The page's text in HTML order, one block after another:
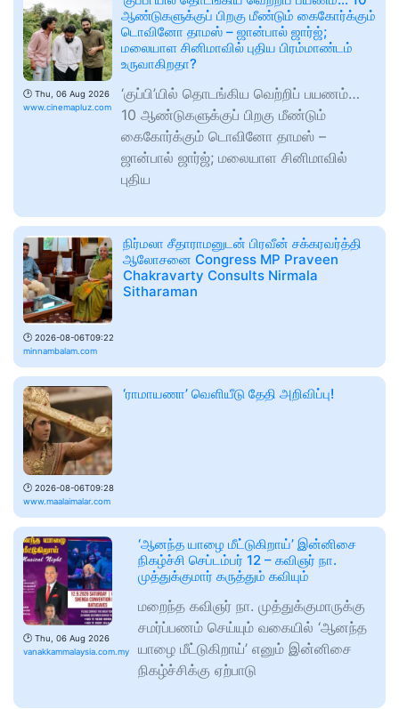
🕑 Thu, 06 Aug 2026
www.cinemapluz.com
ஆண்டுகளுக்குப் பிறகு மீண்டும் கைகோர்க்கும்
டொவினோ தாமஸ் – ஜான்பால் ஜார்ஜ்;
மலையாள சினிமாவில் புதிய பிரம்மாண்டம்
உருவாகிறதா?
‘குப்பி’யில் தொடங்கிய வெற்றிப் பயணம்…
10 ஆண்டுகளுக்குப் பிறகு மீண்டும்
கைகோர்க்கும் டொவினோ தாமஸ் –
ஜான்பால் ஜார்ஜ்; மலையாள சினிமாவில்
புதிய
🕑 2026-08-06T09:22
minnambalam.com
நிர்மலா சீதாராமனுடன் பிரவீன் சக்கரவர்த்தி
ஆலோசனை Congress MP Praveen
Chakravarty Consults Nirmala
Sitharaman
🕑 2026-08-06T09:28
www.maalaimalar.com
‘ராமாயணா’ வெளியீடு தேதி அறிவிப்பு!
🕑 Thu, 06 Aug 2026
vanakkammalaysia.com.my
‘ஆனந்த யாழை மீட்டுகிறாய்’ இன்னிசை
நிகழ்ச்சி செப்டம்பர் 12 – கவிஞர் நா.
முத்துக்குமார் கருத்தும் கவியும்
மறைந்த கவிஞர் நா. முத்துக்குமாருக்கு
சமர்ப்பணம் செய்யும் வகையில் ‘ஆனந்த
யாழை மீட்டுகிறாய்’ எனும் இன்னிசை
நிகழ்ச்சிக்கு ஏற்பாடு